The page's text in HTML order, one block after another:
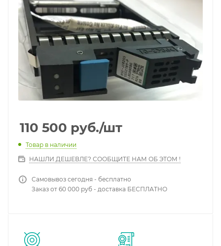
110 500 руб./шт
Товар в наличии
НАШЛИ ДЕШЕВЛЕ? СООБЩИТЕ НАМ ОБ ЭТОМ !
Самовывоз сегодня - бесплатно
Заказ от 60 000 руб - доставка БЕСПЛАТНО